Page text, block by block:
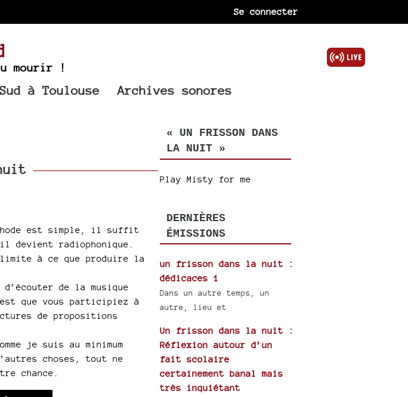
Se connecter
mourir !
à Toulouse Archives sonores
est simple, il suffit
radiophonique.
à ce que produire la
de la musique
que vous participiez à
de propositions
je suis au minimum
choses, tout ne
chance.
« UN FRISSON DANS
LA NUIT »
Play Misty for me
DERNIÈRES
ÉMISSIONS
un frisson dans la nuit :
dédicaces 1
Dans un autre temps, un
autre, lieu et
Un frisson dans la nuit :
Réflexion autour d’un
fait scolaire
certainement banal mais
très inquiétant